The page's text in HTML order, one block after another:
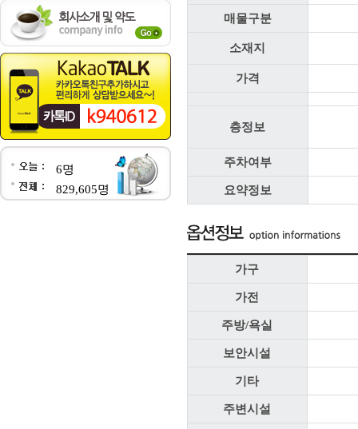
6명
829,605명
매물구분
소재지
가격
층정보
주차여부
요약정보
가구
가전
주방/욕실
보안시설
기타
주변시설